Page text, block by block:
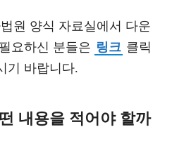
원 양식 자료실에서 다운
요하신 분들은 링크 클릭
기 바랍니다.
내용을 적어야 할까